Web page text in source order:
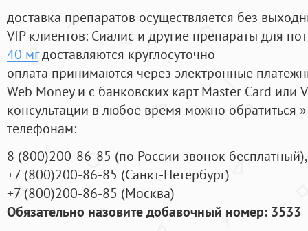
доставка препаратов осуществляется без
VIP клиентов: Сиалис и другие препараты для
40 мгдоставляются круглосуточно
оплата принимаются через электронные
Web Money и с банковских карт Master Card или
консультации в любое время можно обратиться
телефонам:
8 (800)200-86-85 (по России звонок бесплатный),
+7 (800)200-86-85 (Санкт-Петербург)
+7 (800)200-86-85 (Москва)
Обязательно назовите добавочный номер: 3533